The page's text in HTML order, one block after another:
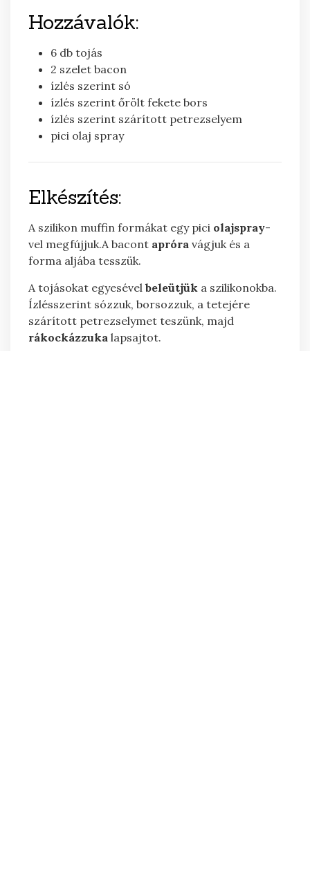
Hozzávalók:
6 db tojás
2 szelet bacon
ízlés szerint só
ízlés szerint őrölt fekete bors
ízlés szerint szárított petrezselyem
pici olaj spray
Elkészítés:
A szilikon muffin formákat egy pici olajspray-
vel megfújjuk.A bacont apróra vágjuk és a
forma aljába tesszük.
A tojásokat egyesével beleütjük a szilikonokba.
Ízlésszerint sózzuk, borsozzuk, a tetejére
szárított petrezselymet teszünk, majd
rákockázzuka lapsajtot.